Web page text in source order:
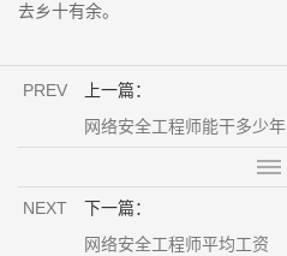
去乡十有余。
PREV
上一篇：
网络安全工程师能干多少年
NEXT
下一篇：
网络安全工程师平均工资